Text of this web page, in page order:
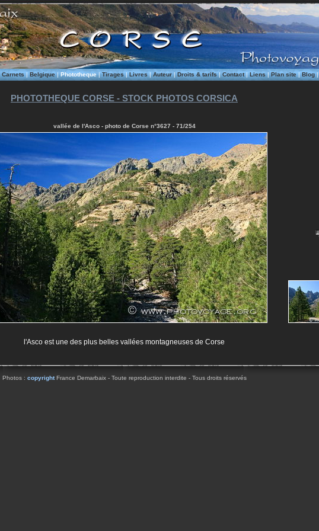
Carnets|Belgique|Phototheque|Tirages|Livres|Auteur|Droits & tarifs|Contact|Liens|Plan site|Blog|
PHOTOTHEQUE CORSE - STOCK PHOTOS CORSICA
vallée de l'Asco - photo de Corse n°3627 - 71/254
l'Asco est une des plus belles vallées montagneuses de Corse
Photos : copyrightFrance Demarbaix - Toute reproduction interdite - Tous droits réservés